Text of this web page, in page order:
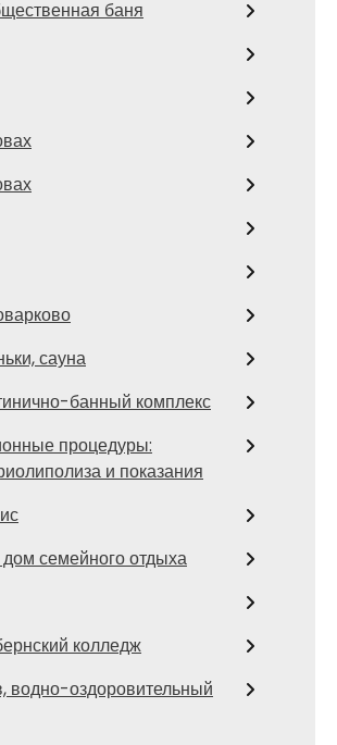
баня
сауна
банный комплекс
процедуры:
и показания
семейного отдыха
колледж
водно-оздоровительный